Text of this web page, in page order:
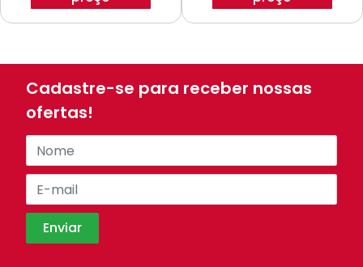
Cadastre-se para receber nossas
ofertas!